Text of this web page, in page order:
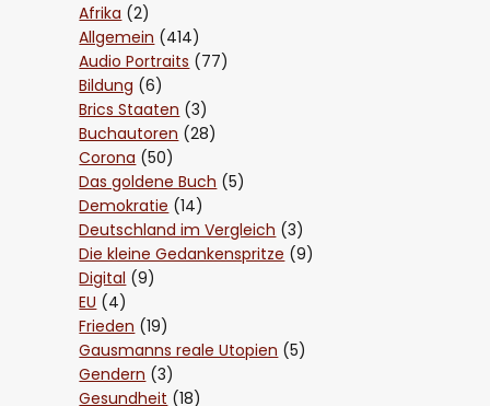
Afrika (2)
Allgemein (414)
Audio Portraits (77)
Bildung (6)
Brics Staaten (3)
Buchautoren (28)
Corona (50)
Das goldene Buch (5)
Demokratie (14)
Deutschland im Vergleich (3)
Die kleine Gedankenspritze (9)
Digital (9)
EU (4)
Frieden (19)
Gausmanns reale Utopien (5)
Gendern (3)
Gesundheit (18)